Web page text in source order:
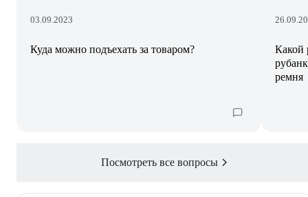
03.09.2023
Куда можно подъехать за товаром?
Какой
ремня
Посмотреть все вопросы